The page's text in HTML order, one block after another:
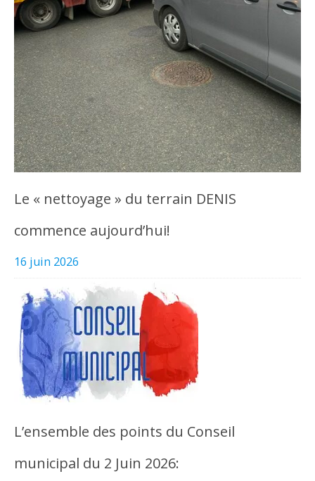
Le « nettoyage » du terrain DENIS
commence aujourd’hui!
16 juin 2026
L’ensemble des points du Conseil
municipal du 2 Juin 2026: